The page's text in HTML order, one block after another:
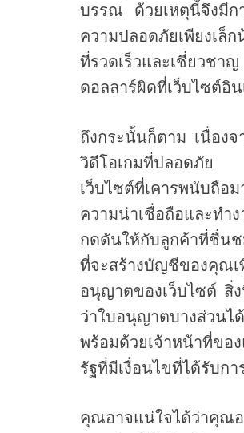
บรรณ ด้วยเหตุนี้จึงมีก
ความปลอดภัยเพียงเล็
ที่รวดเร็วและเชี่ยวชา
ดอลลาร์ผิดที่เว็บไซต์อิ
ถึงกระนั้นก็ตาม เนื่อง
วิดีโอเกมที่ปลอดภัย ทุ
เว็บไซต์ที่เคารพนับถื
ความน่าเชื่อถือและทำ
กดดันให้กับลูกค้าที่ชื่นช
ที่จะสร้างบัญชีของคุ
อนุญาตของเว็บไซต์ สิ่
ว่าใบอนุญาตบางส่วนไ
พร้อมด้วยเจ้าหน้าที่ขอ
รัฐที่มีเงื่อนไขที่ได้รับก
คุณอาจแน่ใจได้ว่าคุณ